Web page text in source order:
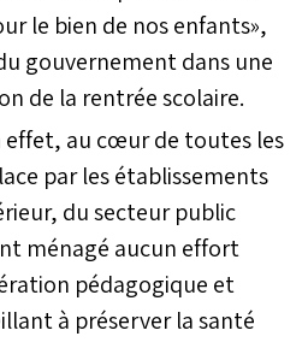
le bien de nos enfants»,
gouvernement dans une
de la rentrée scolaire.
effet, au cœur de toutes les
par les établissements
du secteur public
ménagé aucun effort
pédagogique et
à préserver la santé